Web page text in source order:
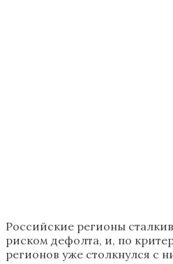
Российские регионы
риском дефолта, и, по
регионов уже столкнулся с